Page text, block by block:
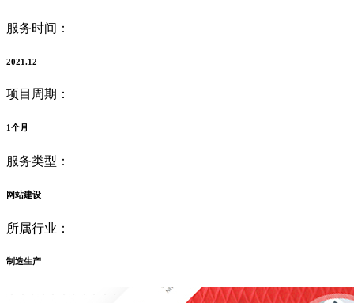
服务时间：
2021.12
项目周期：
1个月
服务类型：
网站建设
所属行业：
制造生产